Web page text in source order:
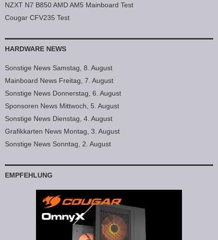
NZXT N7 B850 AMD AM5 Mainboard Test
Cougar CFV235 Test
HARDWARE NEWS
Sonstige News Samstag, 8. August
Mainboard News Freitag, 7. August
Sonstige News Donnerstag, 6. August
Sponsoren News Mittwoch, 5. August
Sonstige News Dienstag, 4. August
Grafikkarten News Montag, 3. August
Sonstige News Sonntag, 2. August
EMPFEHLUNG